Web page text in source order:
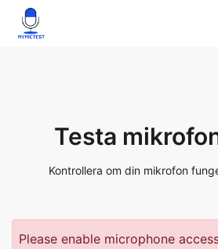
Testa
Kontrollera om din mikrofon
Please enable microphone